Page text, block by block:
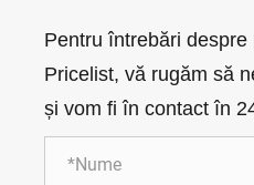
Pentru întrebări
Pricelist, vă rugăm să
și vom fi în contact în